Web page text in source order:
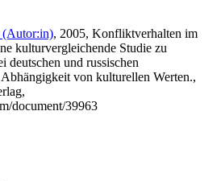
(Autor:in), 2005, Konfliktverhalten im
kulturvergleichende Studie zu
deutschen und russischen
von kulturellen Werten.,
document/39963